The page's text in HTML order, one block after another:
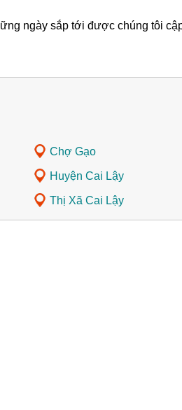
ngày sắp tới được chúng tôi
Chợ Gạo
Huyện Cai Lậy
Thị Xã Cai Lậy